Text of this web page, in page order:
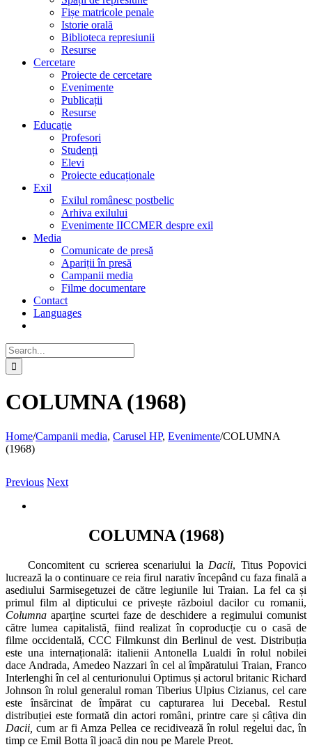
Fișe matricole penale
Istorie orală
Biblioteca represiunii
Resurse
Cercetare
Proiecte de cercetare
Evenimente
Publicații
Resurse
Educație
Profesori
Studenți
Elevi
Proiecte educaționale
Exil
Exilul românesc postbelic
Arhiva exilului
Evenimente IICCMER despre exil
Media
Comunicate de presă
Apariții în presă
Campanii media
Filme documentare
Contact
Languages
Search
for:
COLUMNA (1968)
Home/Campanii media, Carusel HP, Evenimente/COLUMNA
(1968)
Previous Next
COLUMNA (1968)
Concomitent cu scrierea scenariului la Dacii, Titus Popovici
lucrează la o continuare ce reia firul narativ începând cu faza finală a
asediului Sarmisegetuzei de către legiunile lui Traian. La fel ca și
primul film al dipticului ce privește războiul dacilor cu romanii,
Columnaaparține scurtei faze de deschidere a regimului comunist
către lumea capitalistă
fiind realizat în coproducție cu o casă de
filme occidentală, CCC Filmkunst din Berlinul de vest. Distribuția
este una internațională: italienii Antonella Lualdi în rolul nobilei
dace Andrada, Amedeo Nazzari în cel al împăratului Traian, Franco
Interlenghi în cel al centurionului Optimus și actorul britanic Richard
Johnson în rolul generalul roman Tiberius Ulpius Cizianus, cel care
este însărcinat de împărat cu capturarea lui Decebal. Restul
distribuției este formată din actori români, printre care și câțiva din
Dacii,cum ar fi Amza Pellea ce recidivează în rolul regelui dac, în
timp ce Emil Botta îl joacă din nou pe Marele Preot.